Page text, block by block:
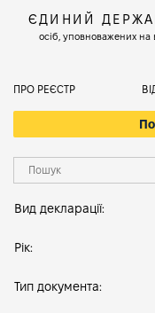
ЄДИНИЙ
осіб, уповноважених
ПРО РЕЄСТР
Вид декларації:
Рік:
Тип документа: